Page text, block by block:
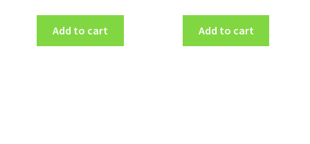
Add to cart Add to cart